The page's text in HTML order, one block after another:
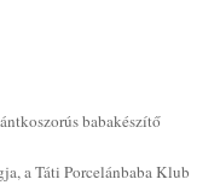
babakészítő
a Táti Porcelánbaba Klub